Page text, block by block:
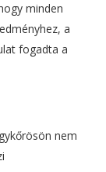
minden
a
fogadta a
nem